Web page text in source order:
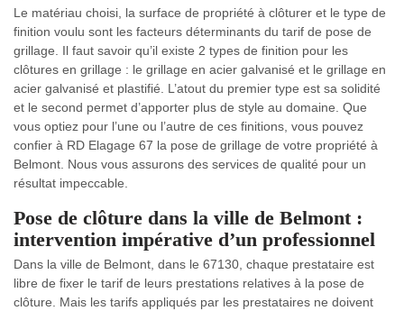
Le matériau choisi, la surface de propriété à clôturer et le type de
finition voulu sont les facteurs déterminants du tarif de pose de
grillage. Il faut savoir qu’il existe 2 types de finition pour les
clôtures en grillage : le grillage en acier galvanisé et le grillage en
acier galvanisé et plastifié. L’atout du premier type est sa solidité
et le second permet d’apporter plus de style au domaine. Que
vous optiez pour l’une ou l’autre de ces finitions, vous pouvez
confier à RD Elagage 67 la pose de grillage de votre propriété à
Belmont. Nous vous assurons des services de qualité pour un
résultat impeccable.
Pose de clôture dans la ville de Belmont :
intervention impérative d’un professionnel
Dans la ville de Belmont, dans le 67130, chaque prestataire est
libre de fixer le tarif de leurs prestations relatives à la pose de
clôture. Mais les tarifs appliqués par les prestataires ne doivent